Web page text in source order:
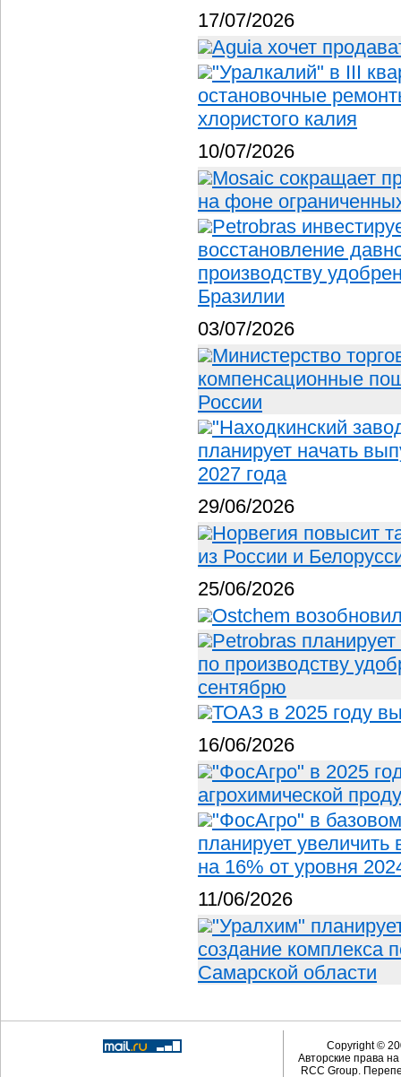
17/07/2026
Aguia хочет
"Уралкалий" в III
остановочные
хлористого калия
10/07/2026
Mosaic сокращает
на фоне
Petrobras
восстановление
производству
Бразилии
03/07/2026
Министерство
компенсационные
России
"Находкинский
планирует начать
2027 года
29/06/2026
Норвегия повысит
из России и
25/06/2026
Ostchem
Petrobras
по производству
сентябрю
ТОАЗ в 2025 году
16/06/2026
"ФосАгро" в 2025
агрохимической
"ФосАгро" в
планирует увеличить
на 16% от уровня
11/06/2026
"Уралхим"
создание комплекса
Самарской области
Copyright ©
Авторские права
RCC Group.